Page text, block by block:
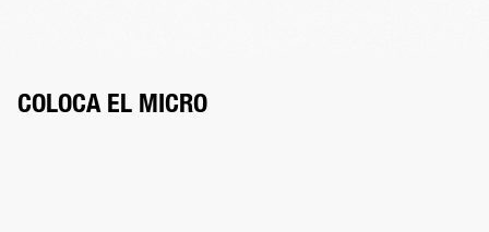
COLOCA EL MICRO